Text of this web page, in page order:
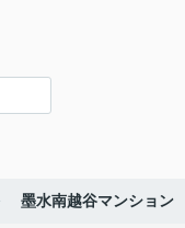
墨水南越谷マンション